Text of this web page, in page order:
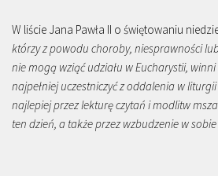
W liście Jana Pawła II o świętowaniu
którzy z powodu choroby, niesprawności
nie mogą wziąć udziału w Eucharystii,
najpełniej uczestniczyć z oddalenia w liturgii
najlepiej przez lekturę czytań i modlitw
ten dzień, a także przez wzbudzenie w